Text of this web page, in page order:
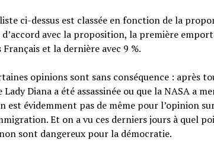
ci-dessus est classée en fonction de la
d’accord avec la proposition, la première
Français et la dernière avec 9 %.
opinions sont sans conséquence : après
Lady Diana a été assassinée ou que la NASA a
est évidemment pas de même pour l’opinion
Et on a vu ces derniers jours à quel
sont dangereux pour la démocratie.